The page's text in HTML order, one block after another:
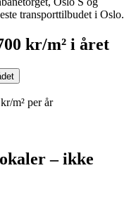
transporttilbudet i Oslo.
kr/m² i året
m² per år
– ikke